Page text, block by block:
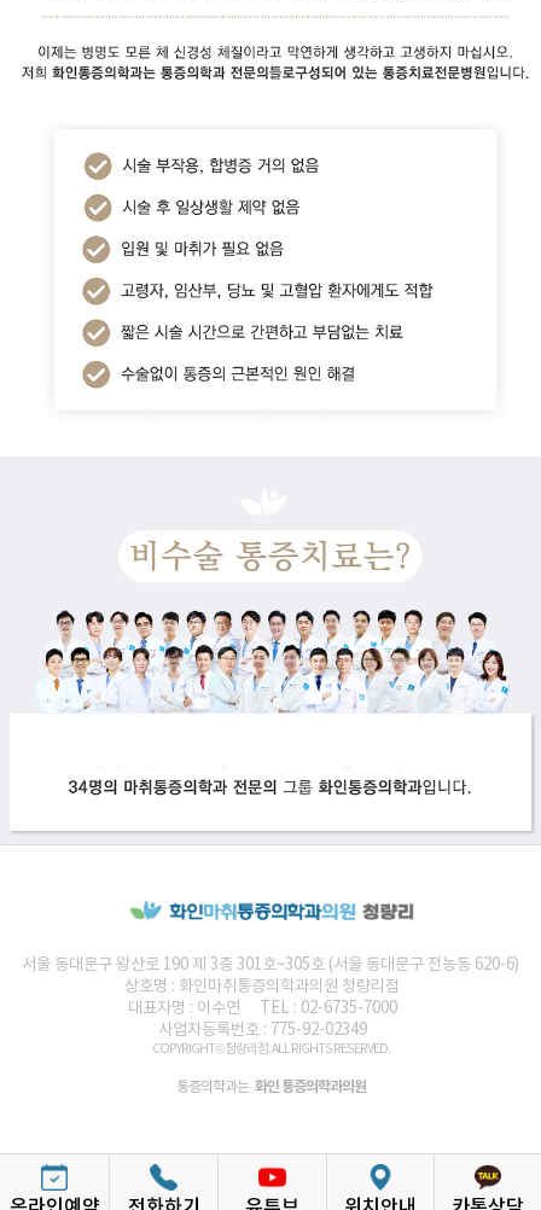
서울 동대문구 왕산로 190 제 3층 301호~305호 (서울 동대문구 전농동 620-6)
상호명 : 화인마취통증의학과의원 청량리점
대표자명 : 이수연
TEL : 02-6735-7000
사업자등록번호 : 775-92-02349
COPYRIGHT© 청량리점. ALL RIGHTS RESERVED.
통증의학과는 화인 통증의학과의원